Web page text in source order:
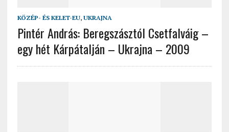
KÖZÉP- ÉS KELET-EU, UKRAJNA
Pintér András: Beregszásztól Csetfalváig –
egy hét Kárpátalján – Ukrajna – 2009